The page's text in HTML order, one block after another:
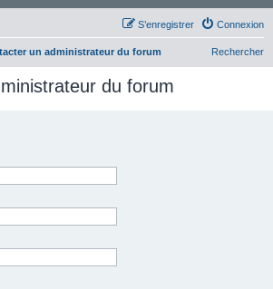
Connexion
S’enregistrer
un administrateur du forum Rechercher
du forum